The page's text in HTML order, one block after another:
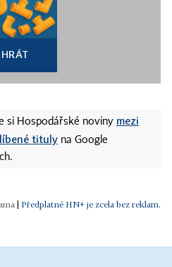
HRÁT
si Hospodářské noviny mezi
tituly na Google
Předplatné HN+ je zcela bez reklam.